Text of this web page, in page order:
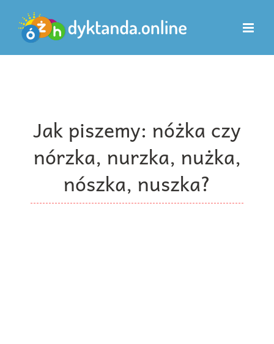
zawartości
Jak piszemy: nóżka czy
nórzka, nurzka, nużka,
nószka, nuszka?